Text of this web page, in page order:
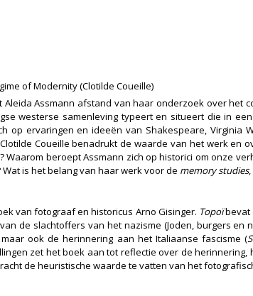
of Modernity (Clotilde Coueille)
Aleida Assmann afstand van haar onderzoek over het
westerse samenleving typeert en situeert die in
op ervaringen en ideeën van Shakespeare, Virginia
Coueille benadrukt de waarde van het werk en
Waarom beroept Assmann zich op historici om onze
is het belang van haar werk voor de memory studies
van fotograaf en historicus Arno Gisinger. Topoïbevat
de slachtoffers van het nazisme (Joden, burgers en
ook de herinnering aan het Italiaanse fascisme (
zet het boek aan tot reflectie over de
de heuristische waarde te vatten van het